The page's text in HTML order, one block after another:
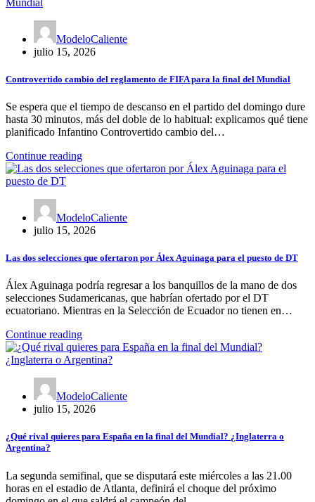
ModeloCaliente
julio 15, 2026
Controvertido cambio del reglamento de FIFA para la final del Mundial
Se espera que el tiempo de descanso en el partido del domingo dure
hasta 30 minutos, más del doble de lo habitual: explicamos qué tiene
planificado Infantino Controvertido cambio del…
Continue reading
ModeloCaliente
julio 15, 2026
Las dos selecciones que ofertaron por Álex Aguinaga para el puesto de DT
Álex Aguinaga podría regresar a los banquillos de la mano de dos
selecciones Sudamericanas, que habrían ofertado por el DT
ecuatoriano. Mientras en la Selección de Ecuador no tienen en…
Continue reading
ModeloCaliente
julio 15, 2026
¿Qué rival quieres para España en la final del Mundial? ¿Inglaterra o
Argentina?
La segunda semifinal, que se disputará este miércoles a las 21.00
horas en el estadio de Atlanta, definirá el choque del próximo